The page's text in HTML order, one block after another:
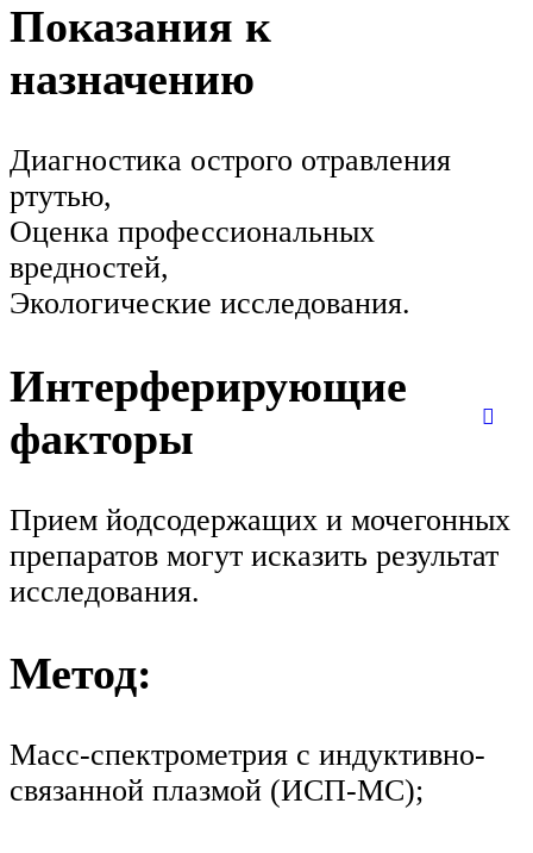
Показания к
назначению
Диагностика острого отравления
ртутью,
Оценка профессиональных
вредностей,
Экологические исследования.
Интерферирующие
факторы
Прием йодсодержащих и мочегонных
препаратов могут исказить результат
исследования.
Метод:
Масс-спектрометрия с индуктивно-
связанной плазмой (ИСП-МС);